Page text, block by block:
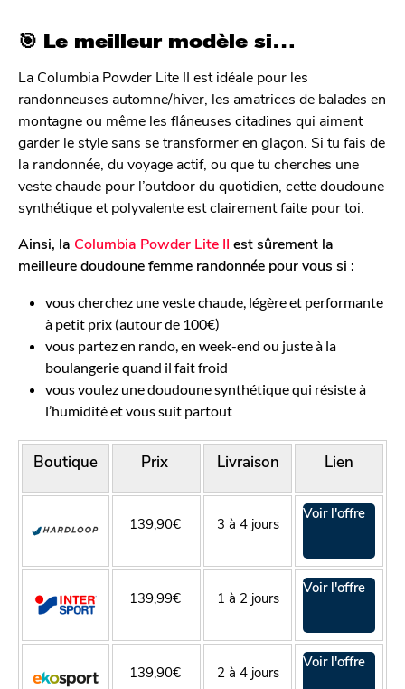
🎯 Le meilleur modèle si…
La Columbia Powder Lite II est idéale pour les
randonneuses automne/hiver, les amatrices de balades en
montagne ou même les flâneuses citadines qui aiment
garder le style sans se transformer en glaçon. Si tu fais de
la randonnée, du voyage actif, ou que tu cherches une
veste chaude pour l’outdoor du quotidien, cette doudoune
synthétique et polyvalente est clairement faite pour toi.
Ainsi, la Columbia Powder Lite II est sûrement la
meilleure doudoune femme randonnée pour vous si :
vous cherchez une veste chaude, légère et performante
à petit prix (autour de 100€)
vous partez en rando, en week-end ou juste à la
boulangerie quand il fait froid
vous voulez une doudoune synthétique qui résiste à
l’humidité et vous suit partout
Boutique Prix Livraison Lien
139,90€ 3 à 4 jours
Voir l'offre
139,99€ 1 à 2 jours
Voir l'offre
139,90€ 2 à 4 jours
Voir l'offre